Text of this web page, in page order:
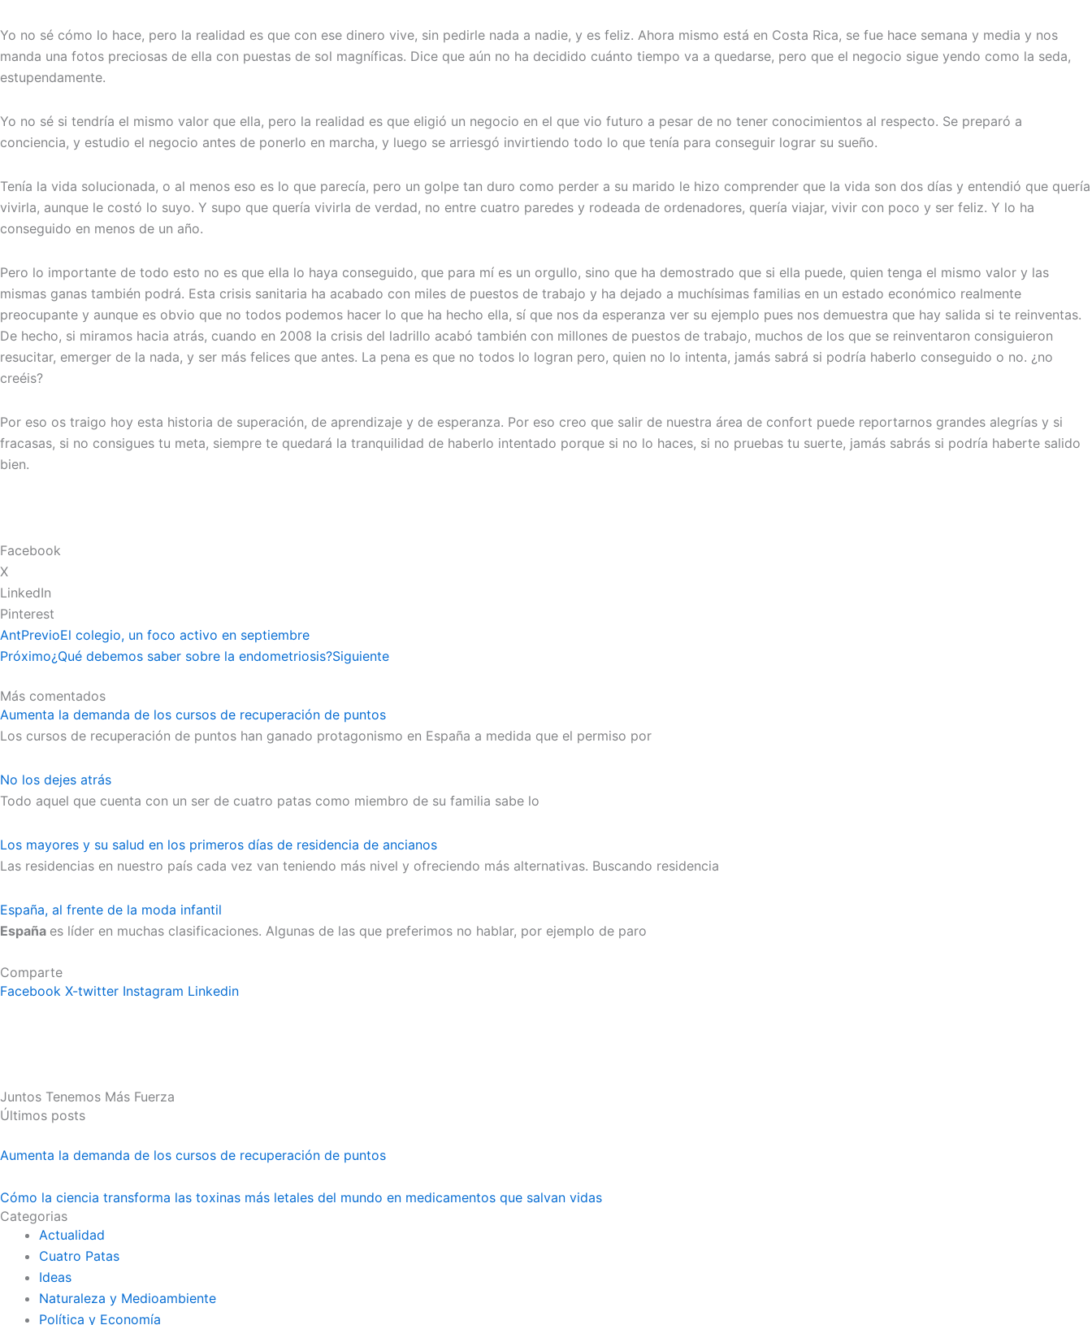
Yo no sé cómo lo hace, pero la realidad es que con ese dinero vive, sin pedirle nada a nadie, y es feliz. Ahora mismo está en Costa Rica, se fue hace semana y media y nos
manda una fotos preciosas de ella con puestas de sol magníficas. Dice que aún no ha decidido cuánto tiempo va a quedarse, pero que el negocio sigue yendo como la seda,
estupendamente.
Yo no sé si tendría el mismo valor que ella, pero la realidad es que eligió un negocio en el que vio futuro a pesar de no tener conocimientos al respecto. Se preparó a
conciencia, y estudio el negocio antes de ponerlo en marcha, y luego se arriesgó invirtiendo todo lo que tenía para conseguir lograr su sueño.
Tenía la vida solucionada, o al menos eso es lo que parecía, pero un golpe tan duro como perder a su marido le hizo comprender que la vida son dos días y entendió que quería
vivirla, aunque le costó lo suyo. Y supo que quería vivirla de verdad, no entre cuatro paredes y rodeada de ordenadores, quería viajar, vivir con poco y ser feliz. Y lo ha
conseguido en menos de un año.
Pero lo importante de todo esto no es que ella lo haya conseguido, que para mí es un orgullo, sino que ha demostrado que si ella puede, quien tenga el mismo valor y las
mismas ganas también podrá. Esta crisis sanitaria ha acabado con miles de puestos de trabajo y ha dejado a muchísimas familias en un estado económico realmente
preocupante y aunque es obvio que no todos podemos hacer lo que ha hecho ella, sí que nos da esperanza ver su ejemplo pues nos demuestra que hay salida si te reinventas.
De hecho, si miramos hacia atrás, cuando en 2008 la crisis del ladrillo acabó también con millones de puestos de trabajo, muchos de los que se reinventaron consiguieron
resucitar, emerger de la nada, y ser más felices que antes. La pena es que no todos lo logran pero, quien no lo intenta, jamás sabrá si podría haberlo conseguido o no. ¿no
creéis?
Por eso os traigo hoy esta historia de superación, de aprendizaje y de esperanza. Por eso creo que salir de nuestra área de confort puede reportarnos grandes alegrías y si
fracasas, si no consigues tu meta, siempre te quedará la tranquilidad de haberlo intentado porque si no lo haces, si no pruebas tu suerte, jamás sabrás si podría haberte salido
bien.
Facebook
X
LinkedIn
Pinterest
AntPrevioEl colegio, un foco activo en septiembre
Próximo¿Qué debemos saber sobre la endometriosis?Siguiente
Más comentados
Aumenta la demanda de los cursos de recuperación de puntos
Los cursos de recuperación de puntos han ganado protagonismo en España a medida que el permiso por
No los dejes atrás
Todo aquel que cuenta con un ser de cuatro patas como miembro de su familia sabe lo
Los mayores y su salud en los primeros días de residencia de ancianos
Las residencias en nuestro país cada vez van teniendo más nivel y ofreciendo más alternativas. Buscando residencia
España, al frente de la moda infantil
España es líder en muchas clasificaciones. Algunas de las que preferimos no hablar, por ejemplo de paro
Comparte
Facebook X-twitter Instagram Linkedin
Juntos Tenemos Más Fuerza
Últimos posts
Aumenta la demanda de los cursos de recuperación de puntos
Cómo la ciencia transforma las toxinas más letales del mundo en medicamentos que salvan vidas
Categorias
Actualidad
Cuatro Patas
Ideas
Naturaleza y Medioambiente
Política y Economía